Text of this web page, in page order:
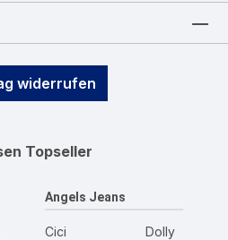
widerrufen
Topseller
Angels Jeans
Cici
Dolly